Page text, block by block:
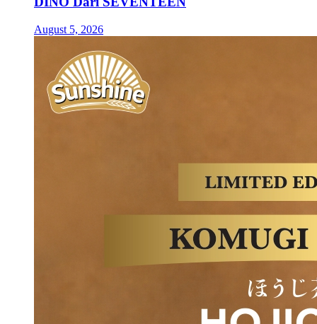
August 5, 2026